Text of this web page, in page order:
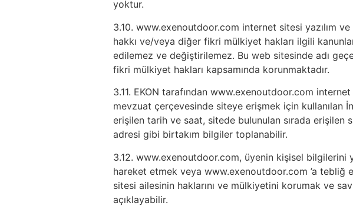
yoktur.
3.10. www.exenoutdoor.com internet sitesi yazılım
hakkı ve/veya diğer fikri mülkiyet hakları ilgili
edilemez ve değiştirilemez. Bu web sitesinde adı
fikri mülkiyet hakları kapsamında korunmaktadır.
3.11. EKON tarafından www.exenoutdoor.com
mevzuat çerçevesinde siteye erişmek için kullanılan
erişilen tarih ve saat, sitede bulunulan sırada erişilen
adresi gibi birtakım bilgiler toplanabilir.
3.12. www.exenoutdoor.com, üyenin kişisel
hareket etmek veya www.exenoutdoor.com ’a tebliğ
sitesi ailesinin haklarını ve mülkiyetini korumak ve
açıklayabilir.